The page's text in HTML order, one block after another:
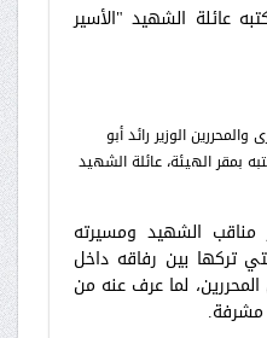
عائلة الشهيد "الأسير
الوزير رائد أبو
بمقر الهيئة، عائلة الشهيد
مناقب الشهيد ومسيرته
تركها بين رفاقه داخل
لما عرف عنه من
مشرفة.